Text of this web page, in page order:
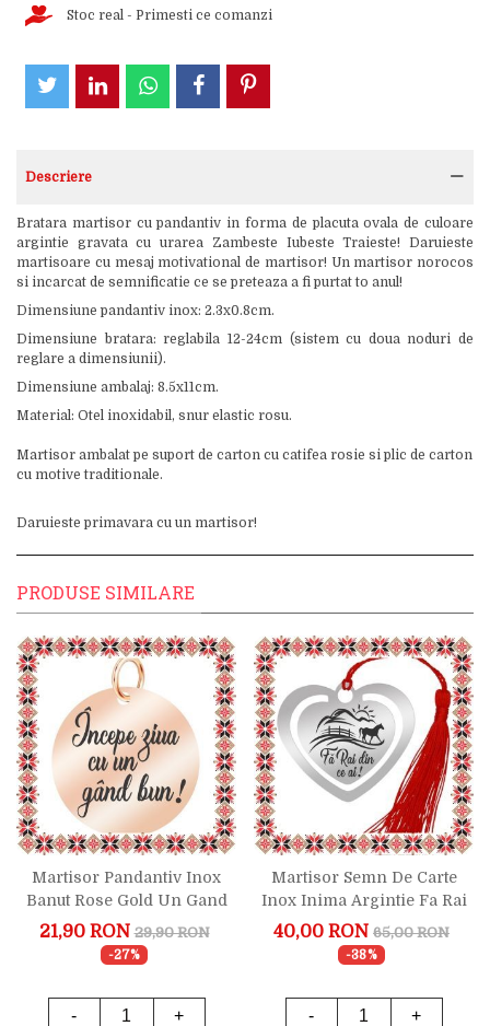
Stoc real - Primesti ce comanzi
Descriere
Bratara martisor cu pandantiv in forma de placuta ovala de culoare
argintie gravata cu urarea Zambeste Iubeste Traieste! Daruieste
martisoare cu mesaj motivational de martisor! Un martisor norocos
si incarcat de semnificatie ce se preteaza a fi purtat to anul!
Dimensiune pandantiv inox: 2.3x0.8cm.
Dimensiune bratara: reglabila 12-24cm (sistem cu doua noduri de
reglare a dimensiunii).
Dimensiune ambalaj: 8.5x11cm.
Material: Otel inoxidabil, snur elastic rosu.
Martisor ambalat pe suport de carton cu catifea rosie si plic de carton
cu motive traditionale.
Daruieste primavara cu un martisor!
PRODUSE SIMILARE
Martisor Pandantiv Inox
Banut Rose Gold Un Gand
Bun
21,90 RON 29,90 RON
-27%
- +
Martisor Semn De Carte
Inox Inima Argintie Fa Rai
Din Ce Ai
40,00 RON 65,00 RON
-38%
- +